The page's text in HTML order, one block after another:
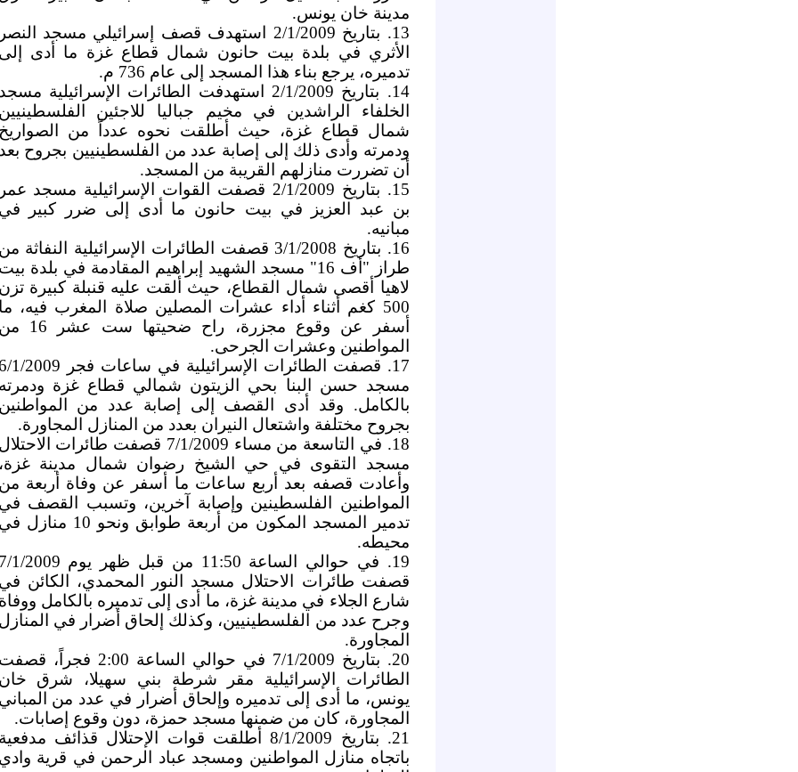
مدينة خان يونس.
13. بتاريخ 2/1/2009 استهدف قصف إسرائيلي مسجد
الأثري في بلدة بيت حانون شمال قطاع غزة ما أدى
تدميره، يرجع بناء هذا المسجد إلى عام 736 م.
14. بتاريخ 2/1/2009 استهدفت الطائرات الإسرائيلية
الخلفاء الراشدين في مخيم جباليا للاجئين
شمال قطاع غزة، حيث أطلقت نحوه عدداً من
ودمرته وأدى ذلك إلى إصابة عدد من الفلسطينيين بجروح
أن تضررت منازلهم القريبة من المسجد.
15. بتاريخ 2/1/2009 قصفت القوات الإسرائيلية مسجد
بن عبد العزيز في بيت حانون ما أدى إلى ضرر كبير
مبانيه.
16. بتاريخ 3/1/2008 قصفت الطائرات الإسرائيلية النفاثة
طراز "أف 16" مسجد الشهيد إبراهيم المقادمة في بلدة
لاهيا أقصى شمال القطاع، حيث ألقت عليه قنبلة كبيرة
500 كغم أثناء أداء عشرات المصلين صلاة المغرب فيه،
أسفر عن وقوع مجزرة، راح ضحيتها
المواطنين وعشرات الجرحى.
17. قصفت الطائرات الإسرائيلية في ساعات فجر 6/1/
مسجد حسن البنا بحي الزيتون شمالي قطاع غزة
بالكامل. وقد أدى القصف إلى إصابة عدد من
بجروح مختلفة واشتعال النيران بعدد من المنازل المجاورة.
18. في التاسعة من مساء 7/1/2009 قصفت طائرات
مسجد التقوى في حي الشيخ رضوان شمال مدينة
وأعادت قصفه بعد أربع ساعات ما أسفر عن وفاة أربعة
المواطنين الفلسطينين وإصابة آخرين، وتسبب القصف
تدمير المسجد المكون من أربعة طوابق ونحو 10
محيطه.
19. في حوالي الساعة 11:50 من قبل ظهر يوم 7/1/
قصفت طائرات الاحتلال مسجد النور المحمدي، الكائن
شارع الجلاء في مدينة غزة، ما أدى إلى تدميره بالكامل
وجرح عدد من الفلسطينيين، وكذلك إلحاق أضرار في
المجاورة.
20. بتاريخ 7/1/2009 في حوالي الساعة 2:00 فجراً،
الطائرات الإسرائيلية مقر شرطة بني سهيلا، شرق
يونس، ما أدى إلى تدميره وإلحاق أضرار في عدد من
المجاورة، كان من ضمنها مسجد حمزة، دون وقوع إصابات.
21. بتاريخ 8/1/2009 أطلقت قوات الإحتلال قذائف
باتجاه منازل المواطنين ومسجد عباد الرحمن في قرية